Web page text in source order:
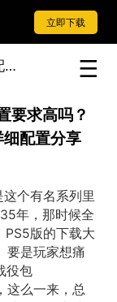
立即下载
《使命召唤22：黑色行动7》配置要求高吗？《使命召唤22：黑色行动7》详细配置分享
要求高吗？
细配置分享
这个有名系列里
年，那时候全
PS5版的下载大
要是玩家想痛
役包
这么一来，总